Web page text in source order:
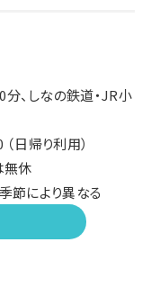
、しなの鉄道・JR小
日帰り利用）
休
節により異なる